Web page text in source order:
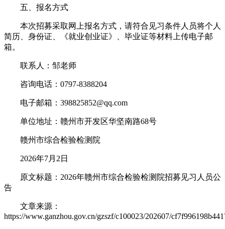
五、报名方式
本次招募采取网上报名方式，请符合见习条件人员将个人
简历、身份证、《就业创业证》、毕业证等材料上传电子邮
箱。
联系人：邹老师
咨询电话：0797-8388204
电子邮箱：398825852@qq.com
单位地址：赣州市开发区华坚南路68号
赣州市综合检验检测院
2026年7月2日
原文标题：2026年赣州市综合检验检测院招募见习人员公
告
文章来源：
https://www.ganzhou.gov.cn/gzszf/c100023/202607/